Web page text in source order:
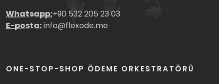
Whatsapp:+90 532 205 23 03
E-posta:info@flexode.me
ONE-STOP-SHOP ÖDEME ORKESTRATÖRÜ